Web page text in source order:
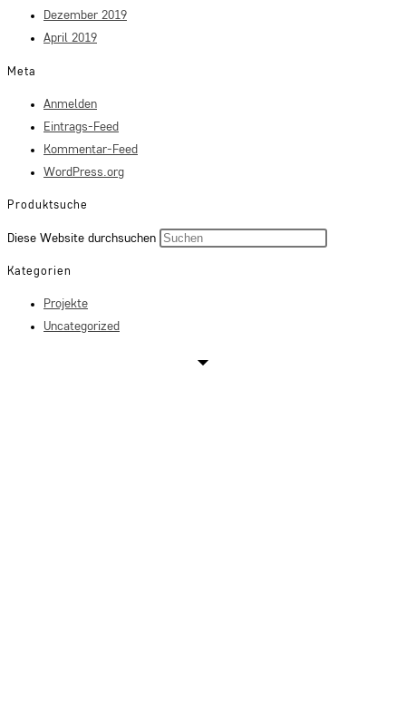
Dezember 2019
April 2019
Meta
Anmelden
Eintrags-Feed
Kommentar-Feed
WordPress.org
Produktsuche
Diese Website durchsuchen
Kategorien
Projekte
Uncategorized